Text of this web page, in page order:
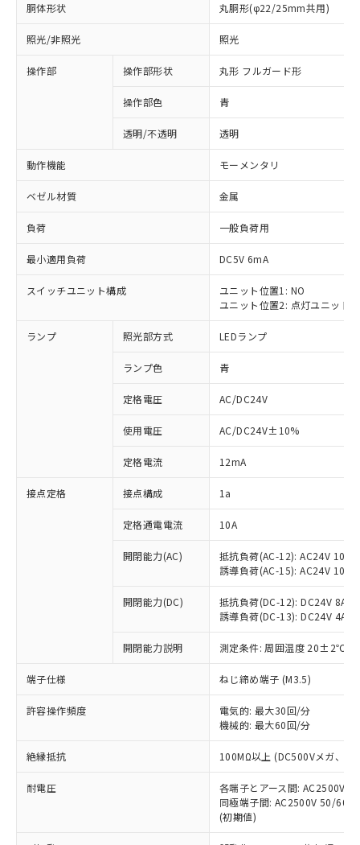
胴体形状 丸胴形(φ22/25mm共用)
照光/非照光 照光
操作部 操作部形状 丸形 フルガード形
操作部色 青
透明/不透明 透明
動作機能 モーメンタリ
ベゼル材質 金属
負荷 一般負荷用
最小適用負荷 DC5V 6mA
スイッチユニット構成
ユニット位置1: NO
ユニット位置2: 点灯ユニット
ランプ 照光部方式 LEDランプ
ランプ色 青
定格電圧 AC/DC24V
使用電圧 AC/DC24V±10%
定格電流 12mA
接点定格 接点構成 1a
定格通電電流 10A
開閉能力(AC)
抵抗負荷(AC-12): AC24V 10A/
誘導負荷(AC-15): AC24V
開閉能力(DC)
抵抗負荷(DC-12): DC24V 8A/
誘導負荷(DC-13): DC24V 4A/
開閉能力説明 測定条件: 周囲温度 20±2℃、
端子仕様 ねじ締め端子 (M3.5)
許容操作頻度
電気的: 最大30回/分
機械的: 最大60回/分
絶縁抵抗 100MΩ以上 (DC500Vメガ、点
耐電圧
各端子とアース間: AC2500V
同極端子間: AC2500V 50/
(初期値)
ご利用条件
以下の条件をお読みいただき、同意のうえ
ご利用ください。
本サービスは、当社制御機器事業取扱
商品の当社在庫状況および標準価格
(税抜)を提供させていただくもので
当社制御機器事業取扱商品の中には、
本サービスの対象外となる商品もある
ことをご了承ください。
在庫状況および標準価格照会結果は、
記載している更新日時点での社内デー
タに基づき作成されるものであり、閲
覧された時点での実際の在庫および標
準価格とは異なる場合があることをご
※1 対応状況
対応済み：EU RoHS指令（10物質）の
非含有に対応した製品が提供可能な商品で
対応予定：EU RoHS指令（10物質）の非含
有に対応した製品に切り替える予定のある
対応予定なし：EU RoHS指令（10物質）の
非含有に非対応の商品で、対応品を出す予
定はありません。
調査・確認中：EU RoHS指令（10物質）の
非含有の対応状況を調査中または確認中の
非該当品：ライセンス料など無形物で、有
害物質有無と関係のない商品です。
仕入先様の事情により、非含有部品として
いたものが、含有品と判明した場合などや
むを得ず変更することがあります。
鉛(Pb) 1000ppm以下、 水銀(Hg) 1000ppm以下、 カド
六価クロム(Cr(Ⅵ)) 1000ppm以下、ポリ臭化ビフェニル
類(PBB) 1000ppm以下、ポリ臭化ジフェニルエーテル類
(PBDE) 1000ppm以下、フタル酸ビス(2-エチルヘキシ
※1 中国RoHS○×表
「○」：最大均質材料含有率が中国RoHSの
基準値以下であることを示します。
「×」：最大均質材料含有率が中国RoHSの
基準値を超えていることを示します。
「－」：未確認です。当社販売部門へお問
い合わせください。
*中国RoHS10物質の基準値 (GB/T26572)：
Pb(鉛) :1000ppm、 Hg(水銀) : 1000ppm、 Cd(カドミウ
Cr(Ⅵ)(六価クロム) : 1000ppm、 PBBs(ポリ臭化ビフェ
当社は、これら貴社製品のうち、外国
為替および外国貿易法に定める商品
（以下｢規制貨物等」という）を輸出
国政府の輸出許可(または役務取引許
可)を取得するなどの必要な手続きを